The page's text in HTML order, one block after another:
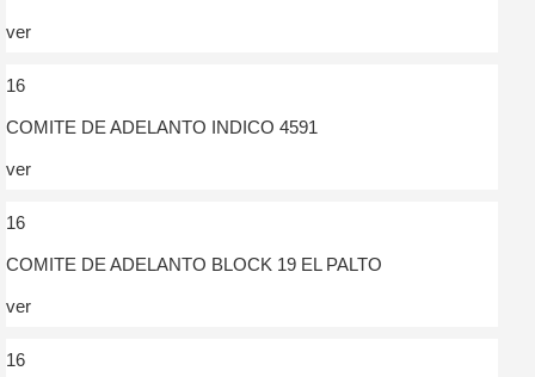
ver
16
COMITE DE ADELANTO INDICO 4591
ver
16
COMITE DE ADELANTO BLOCK 19 EL PALTO
ver
16